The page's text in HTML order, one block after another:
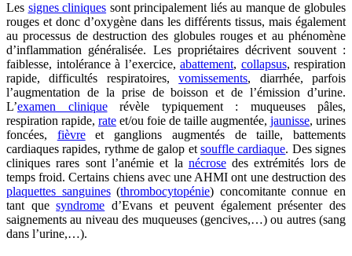
Les signes cliniques sont principalement liés au manque de globules
rouges et donc d’oxygène dans les différents tissus, mais également
au processus de destruction des globules rouges et au phénomène
d’inflammation généralisée. Les propriétaires décrivent souvent :
faiblesse, intolérance à l’exercice, abattement, collapsus, respiration
rapide, difficultés respiratoires,vomissements, diarrhée, parfois
l’augmentation de la prise de boisson et de l’émission d’urine.
L’examen cliniquerévèle typiquement : muqueuses pâles,
respiration rapide, rate et/ou foie de taille augmentée, jaunisse, urines
foncées, fièvreet ganglions augmentés de taille, battements
cardiaques rapides, rythme de galop etsouffle cardiaque. Des signes
cliniques rares sont l’anémie et la nécrosedes extrémités lors de
temps froid. Certains chiens avec une AHMI ont une destruction des
plaquettes sanguines(thrombocytopénie) concomitante connue en
tant quesyndrome d’Evans et peuvent également présenter des
saignements au niveau des muqueuses (gencives,…) ou autres (sang
dans l’urine,…).